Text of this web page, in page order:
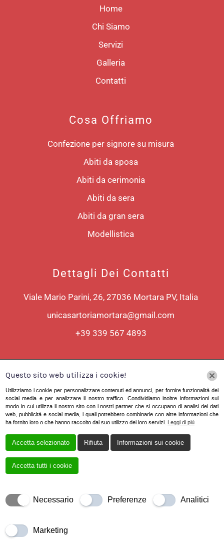
Home
Chi Siamo
Servizi
Galleria
Contatti
Cosa Offriamo
Confezione per signore su misura
Abiti da sposa
Abiti da cerimonia
Abiti da sera
Abiti da gran sera
Modellistica
Dettagli Dei Contatti
Viale Mario Parini, 26, 27036 Mortara PV, Italia
unicasartoriamortara@gmail.com
+39 339 567 4893
Matrimonio
Cookie PolicyPrivacy Policy
Creato da
Local Web – Agenzia Web Marketing Milano
02781860180 | Tutti i diritti riservati.
Questo sito web utilizza i cookie!
Utilizziamo i cookie per personalizzare contenuti ed annunci, per fornire funzionalità dei
social media e per analizzare il nostro traffico. Condividiamo inoltre informazioni sul
modo in cui utilizza il nostro sito con i nostri partner che si occupano di analisi dei dati
web, pubblicità e social media, i quali potrebbero combinarle con altre informazioni che
ha fornito loro o che hanno raccolto dal suo utilizzo dei loro servizi. Leggi di più
Accetta selezionato Rifiuta Informazioni sui cookie
Accetta tutti i cookie
Necessario Preferenze Analitici
Marketing